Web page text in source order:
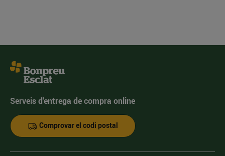
Serveis d'entrega de compra online
Comprovar el codi postal